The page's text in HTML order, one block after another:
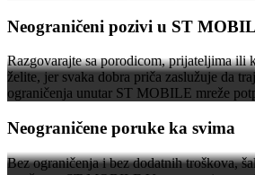
Neograničeni pozivi u ST
Razgovarajte sa porodicom, prijateljima ili
želite, jer svaka dobra priča zaslužuje da
ograničenja unutar ST MOBILE mreže
Neograničene poruke ka svima
Bez ograničenja i bez dodatnih troškova,